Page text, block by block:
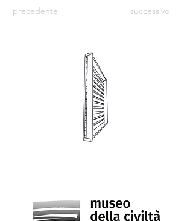
precedente successivo